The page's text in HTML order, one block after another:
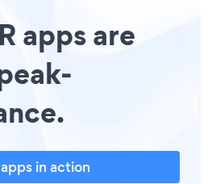
apps are
in action